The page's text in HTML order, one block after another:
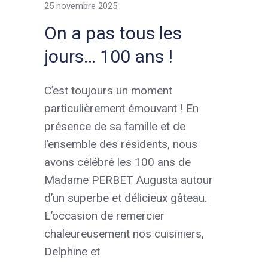
25 novembre 2025
On a pas tous les
jours… 100 ans !
C’est toujours un moment
particulièrement émouvant ! En
présence de sa famille et de
l’ensemble des résidents, nous
avons célébré les 100 ans de
Madame PERBET Augusta autour
d’un superbe et délicieux gâteau.
L’occasion de remercier
chaleureusement nos cuisiniers,
Delphine et